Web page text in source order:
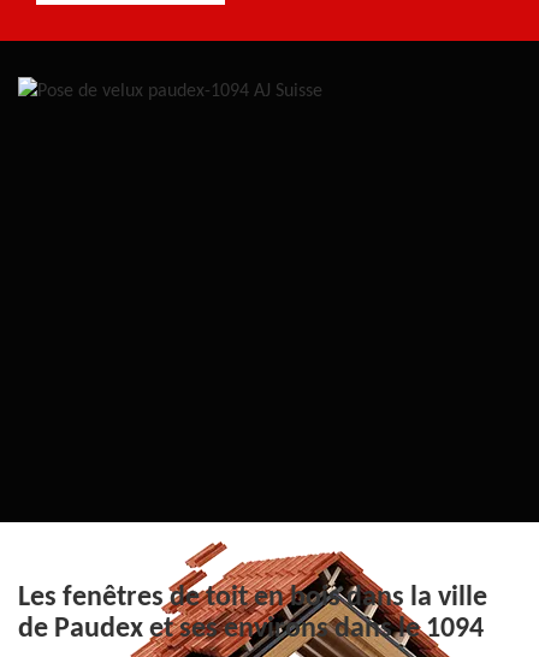
Les fenêtres de toit en bois dans la ville
de Paudex et ses environs dans le 1094